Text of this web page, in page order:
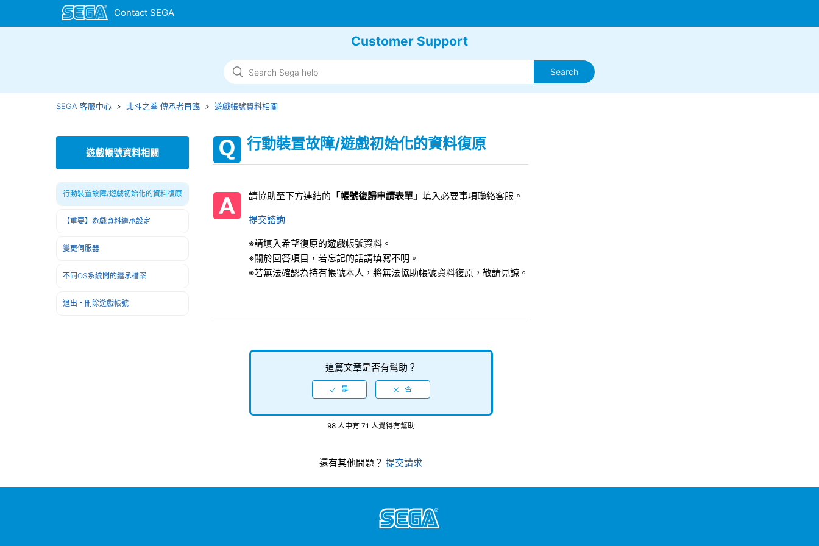
Customer Support
SEGA 客服中心 北斗之拳 傳承者再臨 遊戲帳號資料相關
遊戲帳號資料相關
行動裝置故障/遊戲初始化的資料復原
【重要】遊戲資料繼承設定
變更伺服器
不同OS系統間的繼承檔案
退出・刪除遊戲帳號
行動裝置故障/遊戲初始化的資料復原
請協助至下方連結的 「帳號復歸申請表單」 填入必要事項聯絡客服。
提交諮詢
※請填入希望復原的遊戲帳號資料。
※關於回答項目，若忘記的話請填寫不明。
※若無法確認為持有帳號本人，將無法協助帳號資料復原，敬請見諒。
這篇文章是否有幫助？
98 人中有 71 人覺得有幫助
還有其他問題？ 提交請求